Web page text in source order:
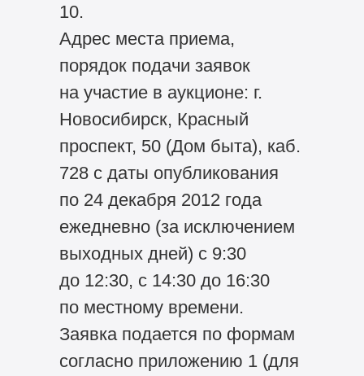
10.
Адрес места приема,
порядок подачи заявок
на участие в аукционе: г.
Новосибирск, Красный
проспект, 50 (Дом быта), каб.
728 с даты опубликования
по 24 декабря 2012 года
ежедневно (за исключением
выходных дней) с 9:30
до 12:30, с 14:30 до 16:30
по местному времени.
Заявка подается по формам
согласно приложению 1 (для